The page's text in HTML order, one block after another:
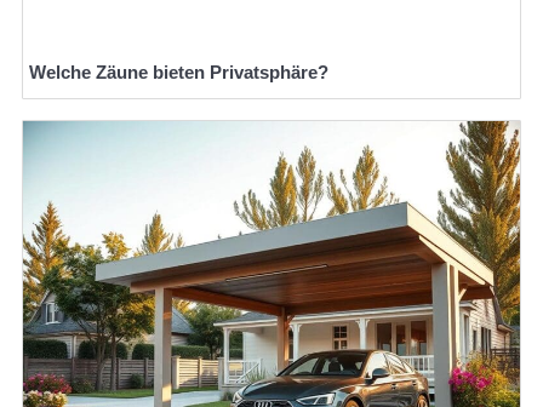
Welche Zäune bieten Privatsphäre?